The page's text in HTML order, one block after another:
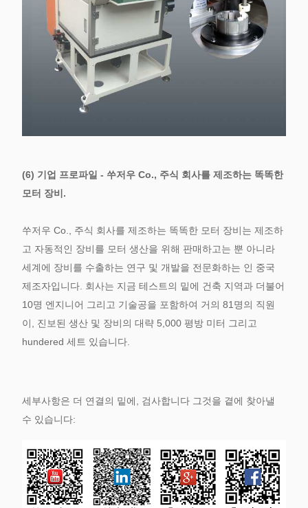
(6) 기업 프로파일 - 쑤저우 Co., 주식 회사를 제조하는 똑똑한
모터 장비.
쑤저우 Co., 주식 회사를 제조하는 똑똑한 모터 장비는 제조하
고 자동적인 장비를 모터 생산을 위해 판매하고는 뿐 아니라
세계에 장비를 수출하는 연구 및 개발을 전문화하는 인 중국
제조자입니다. 회사는 지금 테스트의 밑에 건축 지역과 더불어
10명 엔지니어 그리고 기술공을 포함하여 거의 81명의 직원
이, 진보된 생산 및 장비의 대략 5,000 평방 미터 그리고
hundered 세트 있습니다.
세부사항은 더 연결의 밑에, 검사합니다 그것을 곁에 찾아낼
수 있습니다: